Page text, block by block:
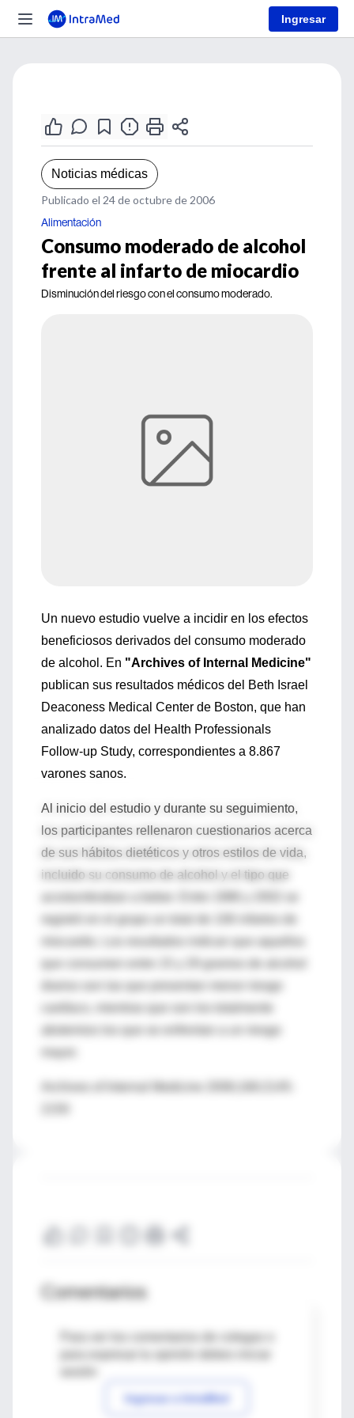
Ingresar
Noticias médicas
Publicado el 24 de octubre de 2006
Alimentación
Consumo moderado de alcohol
frente al infarto de miocardio
Disminución del riesgo con el consumo moderado.
Un nuevo estudio vuelve a incidir en los efectos
beneficiosos derivados del consumo moderado
de alcohol. En "Archives of Internal Medicine"
publican sus resultados médicos del Beth Israel
Deaconess Medical Center de Boston, que han
analizado datos del Health Professionals
Follow-up Study, correspondientes a 8.867
varones sanos.
Al inicio del estudio y durante su seguimiento,
los participantes rellenaron cuestionarios acerca
de sus hábitos dietéticos y otros estilos de vida,
incluido su consumo de alcohol y el tipo que
registró en el grupo un total de 106 infartos de
miocardio. Los resultados indican que aquellos
diarios son las que presentan menor riesgo
abstemios los que se enfrentan a un riesgo
mayor.
Comentarios
Para ver los comentarios de colegas o
Ingresar a IntraMed